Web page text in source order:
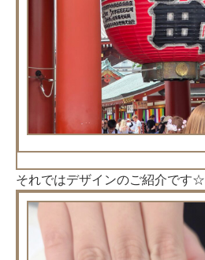
それではデザインのご紹介です☆